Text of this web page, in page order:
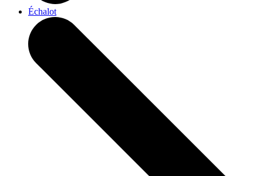
Échalot